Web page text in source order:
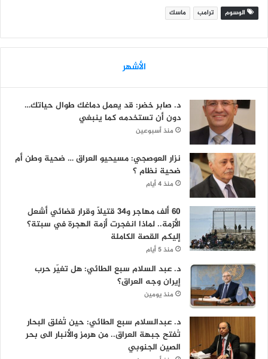
الوسوم ترامب ماسك
الأشهر
د. صابر خضر: قد يعمل دماغك طوال حياتك…
دون أن تستخدمه كما ينبغي
منذ أسبوعين
نزار العوصجي: مسيحيو العراق … ضحية وطن أم
ضحية نظام ؟
منذ 4 أيام
60 ألف مهاجر و34 قتيلاً وقرار قضائي أشعل
الأزمة.. لماذا انفجرت أزمة الهجرة في سبتة؟
إليكم القصة الكاملة
منذ 5 أيام
د. عبد السلام سبع الطائي: هل تغيّر حرب
إيران وجه العراق؟
منذ يومين
د. عبدالسلام سبع الطائي: حين تُغلق البحار
تُفتح جبهة العراق.. من هرمز والأنبار الى بحر
الصين الجنوبي